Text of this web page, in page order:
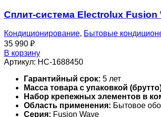
Сплит-система Electrolux Fusion
Кондиционирование, Бытовые
35 990 ₽
В корзину
Артикул: НС-1688450
Гарантийный срок: 5 лет
Масса товара с упаковкой
Набор крепежных элементов в
Область применения: Бытовое
Серия: Fusion Wave